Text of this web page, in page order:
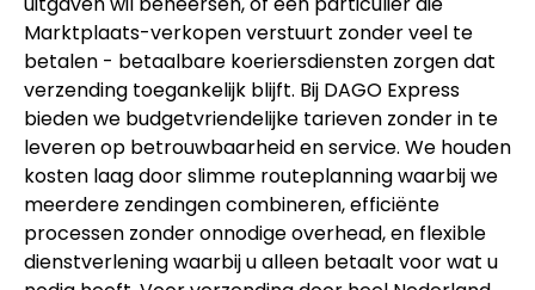
Marktplaats-verkopen verstuurt zonder veel te
betalen - betaalbare koeriersdiensten zorgen dat
verzending toegankelijk blijft. Bij DAGO Express
bieden we budgetvriendelijke tarieven zonder in te
leveren op betrouwbaarheid en service. We houden
kosten laag door slimme routeplanning waarbij we
meerdere zendingen combineren, efficiënte
processen zonder onnodige overhead, en flexible
dienstverlening waarbij u alleen betaalt voor wat u